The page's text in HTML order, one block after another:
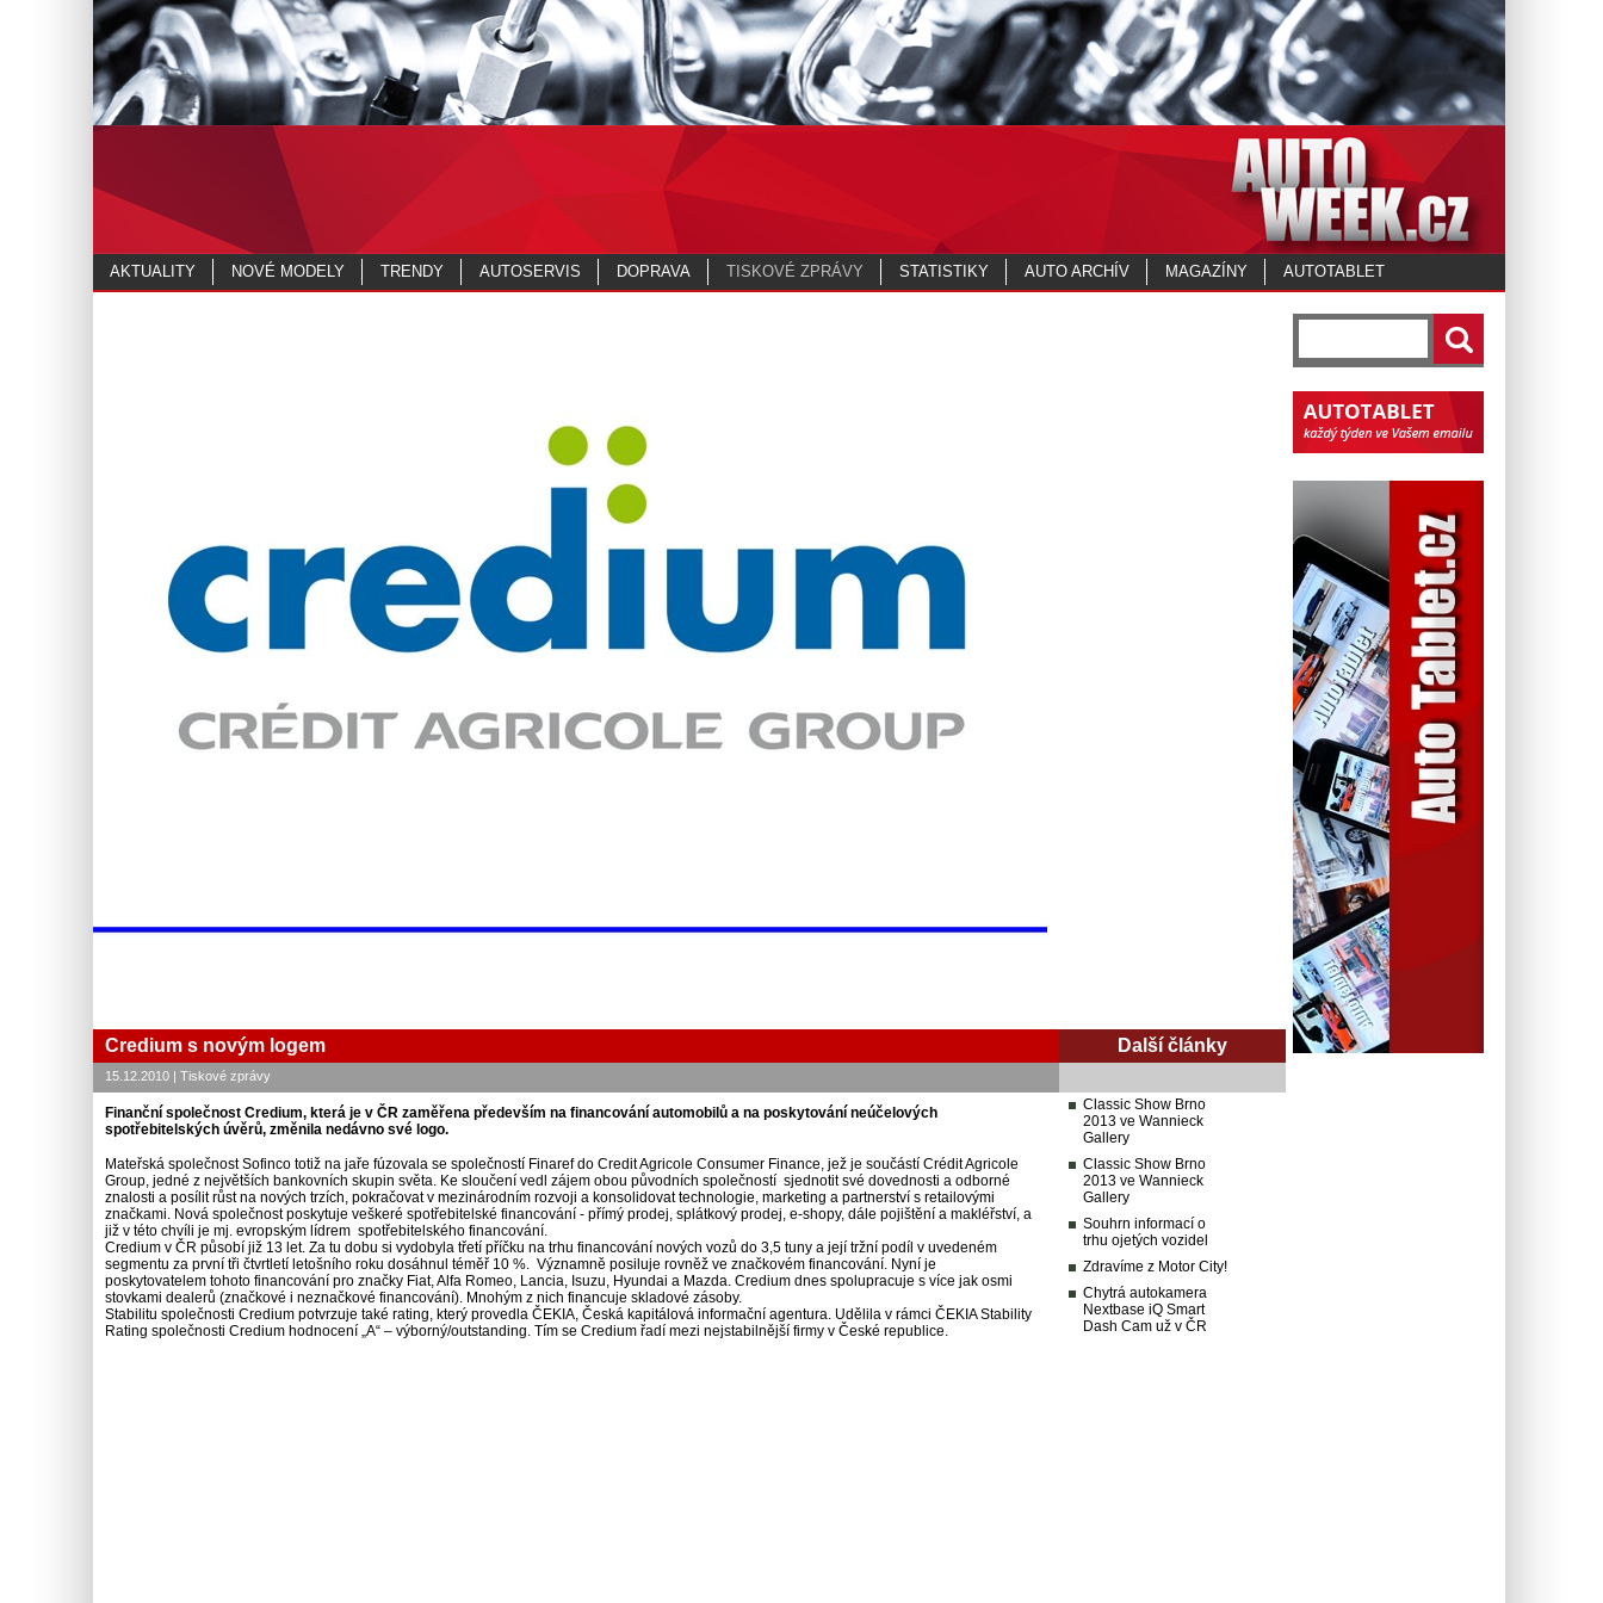
Credium s novým logem
15.12.2010 | Tiskové zprávy
Finanční společnost Credium, která je v ČR zaměřena především na financování automobilů a na poskytování neúčelových
spotřebitelských úvěrů, změnila nedávno své logo.
Mateřská společnost Sofinco totiž na jaře fúzovala se společností Finaref do Credit Agricole Consumer Finance, jež je součástí Crédit Agricole
Group, jedné z největších bankovních skupin světa. Ke sloučení vedl zájem obou původních společností sjednotit své dovednosti a odborné
znalosti a posílit růst na nových trzích, pokračovat v mezinárodním rozvoji a konsolidovat technologie, marketing a partnerství s retailovými
značkami. Nová společnost poskytuje veškeré spotřebitelské financování - přímý prodej, splátkový prodej, e-shopy, dále pojištění a makléřství, a
již v této chvíli je mj. evropským lídrem spotřebitelského financování.
Credium v ČR působí již 13 let. Za tu dobu si vydobyla třetí příčku na trhu financování nových vozů do 3,5 tuny a její tržní podíl v uvedeném
segmentu za první tři čtvrtletí letošního roku dosáhnul téměř 10 %. Významně posiluje rovněž ve značkovém financování. Nyní je
poskytovatelem tohoto financování pro značky Fiat, Alfa Romeo, Lancia, Isuzu, Hyundai a Mazda. Credium dnes spolupracuje s více jak osmi
stovkami dealerů (značkové i neznačkové financování). Mnohým z nich financuje skladové zásoby.
Stabilitu společnosti Credium potvrzuje také rating, který provedla ČEKIA, Česká kapitálová informační agentura. Udělila v rámci ČEKIA Stability
Rating společnosti Credium hodnocení „A“ – výborný/outstanding. Tím se Credium řadí mezi nejstabilnější firmy v České republice.
Další články
Classic Show Brno
2013 ve Wannieck
Gallery
Classic Show Brno
2013 ve Wannieck
Gallery
Souhrn informací o
trhu ojetých vozidel
Zdravíme z Motor City!
Chytrá autokamera
Nextbase iQ Smart
Dash Cam už v ČR
AKTUALITY NOVÉ MODELY TRENDY AUTOSERVIS DOPRAVA TISKOVÉ ZPRÁVY STATISTIKY AUTO ARCHÍV MAGAZÍNY AUTOTABLET